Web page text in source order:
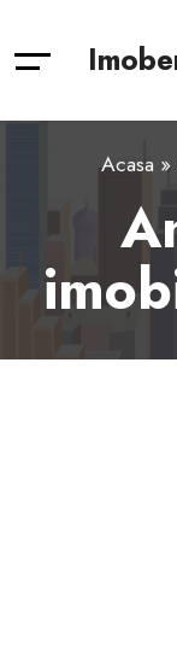
Acasa